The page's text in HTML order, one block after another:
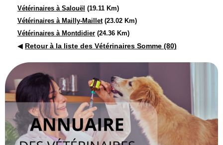
Vétérinaires à Salouël (19.11 Km)
Vétérinaires à Mailly-Maillet(23.02 Km)
Vétérinaires à Montdidier (24.36 Km)
◀ Retour à la liste des Vétérinaires Somme (80)